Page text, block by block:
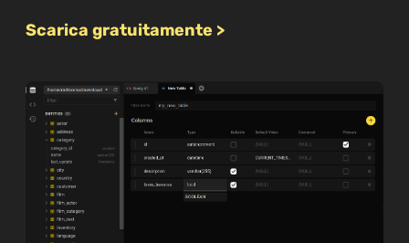
Scarica gratuitamente >